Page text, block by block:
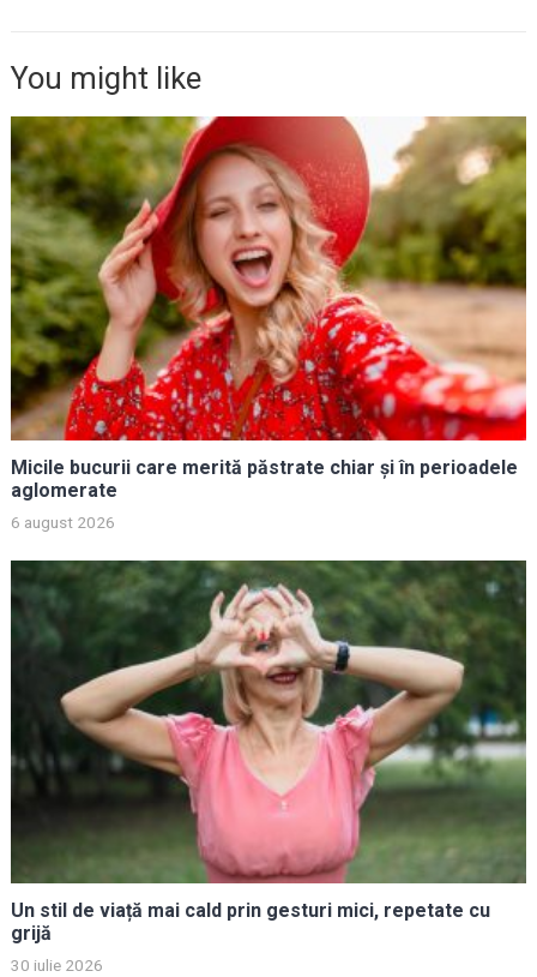
You might like
Micile bucurii care merită păstrate chiar și în perioadele
aglomerate
6 august 2026
Un stil de viață mai cald prin gesturi mici, repetate cu
grijă
30 iulie 2026